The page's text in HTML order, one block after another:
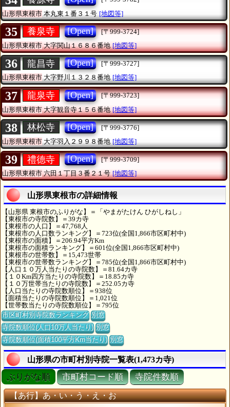
山形県東根市 本丸東１番３１号 [地図等]
35 養泉寺 [Open]
[〒999-3724]
山形県東根市大字関山１６８６番地 [地図等]
36 龍昌寺 [Open]
[〒999-3727]
山形県東根市大字野川１３２８番地 [地図等]
37 龍泉寺 [Open]
[〒999-3723]
山形県東根市大字観音寺１５６番地 [地図等]
38 林松寺 [Open]
[〒999-3776]
山形県東根市 大字羽入２９９８番地 [地図等]
39 禮德寺 [Open]
[〒999-3709]
山形県東根市六田１丁目３番２１号 [地図等]
山形県東根市の詳細情報
【山形県 東根市のふりがな】＝「やまがたけん ひがしねし」
【東根市の寺院数】＝39カ寺
【東根市の人口】＝47,768人
【東根市の人口数ランキング】＝723位(全国1,866市区町村中)
【東根市の面積】＝206.94平方Km
【東根市の面積ランキング】＝601位(全国1,866市区町村中)
【東根市の世帯数】＝15,473世帯
【東根市の世帯数ランキング】＝785位(全国1,866市区町村中)
【人口１０万人当たりの寺院数】＝81.64カ寺
【１０Km四方当たりの寺院数】＝18.85カ寺
【１０万世帯当たりの寺院数】＝252.05カ寺
【人口当たりの寺院数順位】＝938位
【面積当たりの寺院数順位】＝1,021位
【世帯数当たりの寺院数順位】＝795位
市区町村別寺院数ランキング 別窓
寺院数順位(人口10万人当たり) 別窓
寺院数順位(面積100平方Km当たり) 別窓
山形県の市町村別寺院一覧表(1,473カ寺)
ぶりがな順 市町村コード順 寺院件数順
【あ行】あ・い・う・え・お